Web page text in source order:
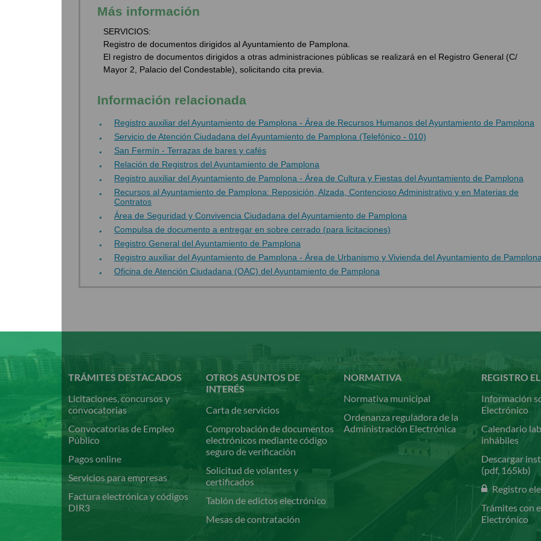
Más información
SERVICIOS:
Registro de documentos dirigidos al Ayuntamiento de Pamplona.
El registro de documentos dirigidos a otras administraciones públicas se realizará en el Registro General (C/
Mayor 2, Palacio del Condestable), solicitando cita previa.
Información relacionada
Registro auxiliar del Ayuntamiento de Pamplona - Área de Recursos Humanos del Ayuntamiento de Pamplona
Servicio de Atención Ciudadana del Ayuntamiento de Pamplona (Telefónico - 010)
San Fermín - Terrazas de bares y cafés
Relación de Registros del Ayuntamiento de Pamplona
Registro auxiliar del Ayuntamiento de Pamplona - Área de Cultura y Fiestas del Ayuntamiento de Pamplona
Recursos al Ayuntamiento de Pamplona: Reposición, Alzada, Contencioso Administrativo y en Materias de
Contratos
Área de Seguridad y Convivencia Ciudadana del Ayuntamiento de Pamplona
Compulsa de documento a entregar en sobre cerrado (para licitaciones)
Registro General del Ayuntamiento de Pamplona
Registro auxiliar del Ayuntamiento de Pamplona - Área de Urbanismo y Vivienda del Ayuntamiento de
Oficina de Atención Ciudadana (OAC) del Ayuntamiento de Pamplona
contenido
principal
TRÁMITES DESTACADOS
Licitaciones, concursos y
convocatorias
Convocatorias de Empleo
Público
Pagos online
Servicios para empresas
Factura electrónica y códigos
DIR3
OTROS ASUNTOS DE
INTERÉS
Carta de servicios
Comprobación de documentos
electrónicos mediante código
seguro de verificación
Solicitud de volantes y
certificados
Tablón de edictos electrónico
Mesas de contratación
NORMATIVA
Normativa municipal
Ordenanza reguladora de la
Administración Electrónica
REGISTRO
Información
Electrónico
Calendario
inhábiles
Descargar
(pdf, 165kb)
Registro
Trámites con
Electrónico